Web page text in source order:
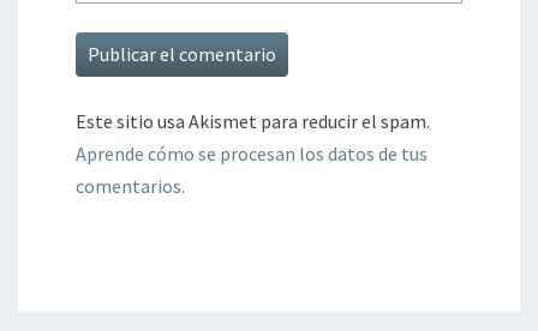
Este sitio usa Akismet para reducir el spam.
Aprende cómo se procesan los datos de tus
comentarios.